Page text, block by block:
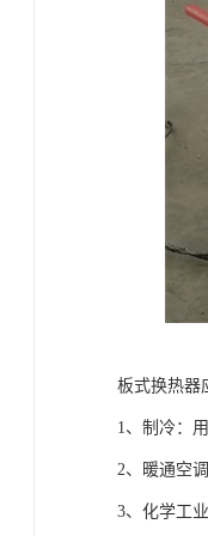
板式换热器
1、制冷：
2、暖通空
3、化学工